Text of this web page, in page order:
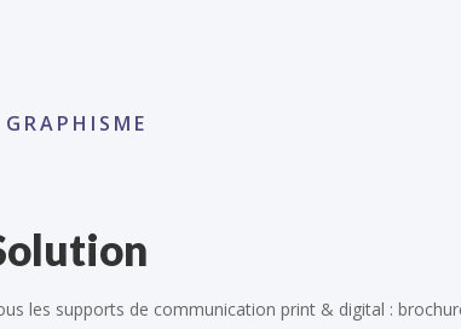
les supports de communication print & digital :